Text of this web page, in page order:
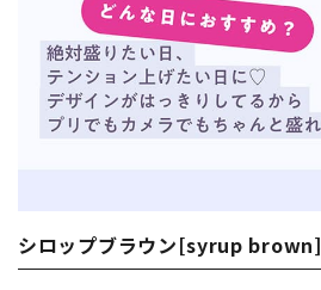
シロップブラウン[syrup brown]